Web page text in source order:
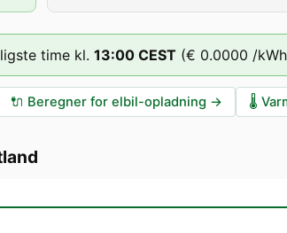
time kl. 13:00 CEST (€ 0.0000 /
🔌 Beregner for elbil-opladning → 🌡️